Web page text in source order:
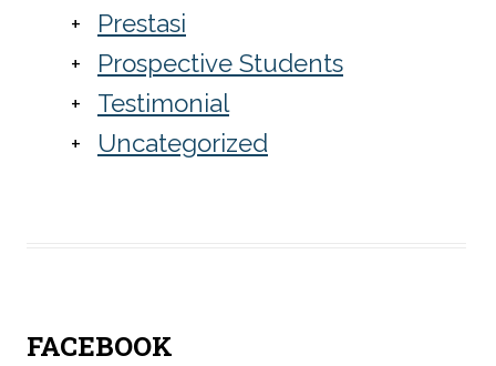
Prestasi
Prospective Students
Testimonial
Uncategorized
FACEBOOK